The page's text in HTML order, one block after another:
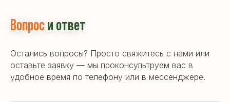
Вопроси ответ
Остались вопросы? Просто свяжитесь с нами или
оставьте заявку — мы проконсультруем вас в
удобное время по телефону или в мессенджере.